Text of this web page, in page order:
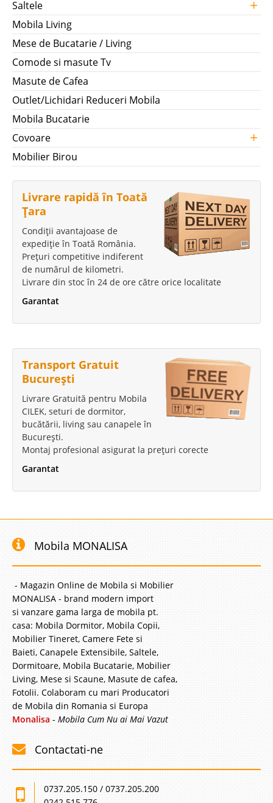
Saltele +
Mobila Living
Mese de Bucatarie / Living
Comode si masute Tv
Masute de Cafea
Outlet/Lichidari Reduceri Mobila
Mobila Bucatarie
Covoare
+
Mobilier Birou
Livrare rapidă în Toată
Țara
Condiții avantajoase de
expediție în Toată România.
Prețuri competitive indiferent
de numărul de kilometri.
Livrare din stoc în 24 de ore către orice localitate
Garantat
Transport Gratuit
București
Livrare Gratuită pentru Mobila
CILEK, seturi de dormitor,
bucătării, living sau canapele în
București.
Montaj profesional asigurat la prețuri corecte
Garantat
Mobila MONALISA
- Magazin Online de Mobila si Mobilier
MONALISA - brand modern import
si vanzare gama larga de mobila pt.
casa: Mobila Dormitor, Mobila Copii,
Mobilier Tineret, Camere Fete si
Baieti, Canapele Extensibile, Saltele,
Dormitoare, Mobila Bucatarie, Mobilier
Living, Mese si Scaune, Masute de cafea,
Fotolii. Colaboram cu mari Producatori
de Mobila din Romania si Europa
Monalisa - Mobila Cum Nu ai Mai Vazut
Contactati-ne
0737.205.150 / 0737.205.200